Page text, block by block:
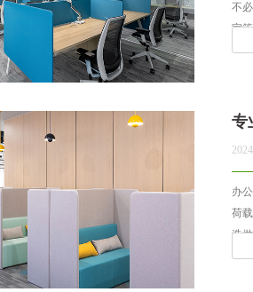
不
室
专
办
荷
造